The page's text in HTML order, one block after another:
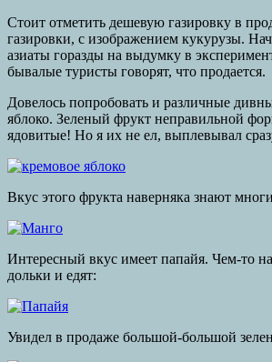
Стоит отметить дешевую газировку в
газировки, с изображением кукурузы.
азиаты горазды на выдумку в
бывалые туристы говорят, что продается.
Довелось попробовать и различные
яблоко. Зеленый фрукт неправильной
ядовитые! Но я их не ел, выплевывал
Вкус этого фрукта наверняка знают
Интересный вкус имеет папайя. Чем-то
дольки и едят:
Увидел в продаже большой-большой